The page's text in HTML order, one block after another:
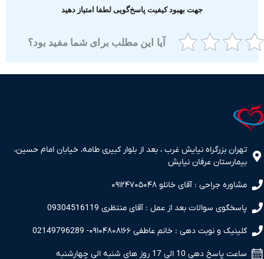
جهت بهبود کیفیت پاسخ‌گویی لطفا امتیاز دهید
آیا این مطلب برای شما مفید بود؟
بزرگراه نیایش غرب ، بعد از بلوار کبیری طامه، خیابان امام حسین،
عرفان نیایش
جراحی : آقای خانلو ۰۹۱۲۴۷۰۵۰۴۸
سوالات بعد از عمل : آقای منتظری 09304516119
و نوبت دهی : خانم عاطفی ۰۹۱۰۴۸۰۸۱۶۶- 02149796289
دهی 10 الی 17 روز های شنبه الی چهارشنبه